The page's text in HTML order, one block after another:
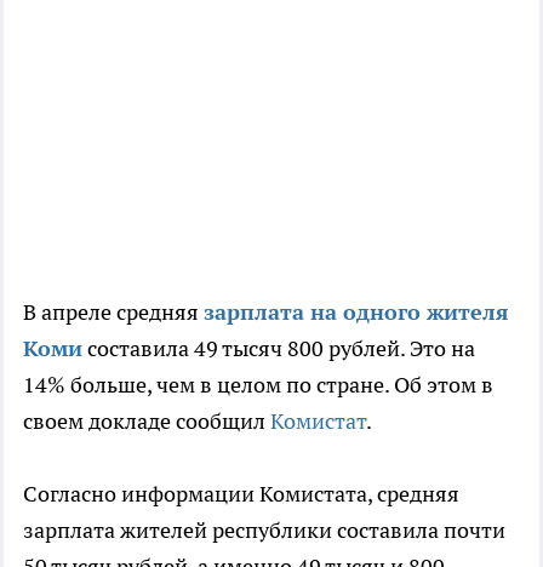
В апреле средняя зарплата на одного жителя
Комисоставила 49 тысяч 800 рублей. Это на
14% больше, чем в целом по стране. Об этом в
своем докладе сообщил Комистат.
Согласно информации Комистата, средняя
зарплата жителей республики составила почти